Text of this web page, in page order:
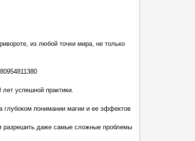
из любой точки мира, не только
успешной практики.
глубоком понимании магии и ее эффектов
разрешить даже самые сложные проблемы